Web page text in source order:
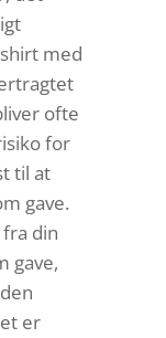
med
ofte
for
til at
gave.
din
gave,
er